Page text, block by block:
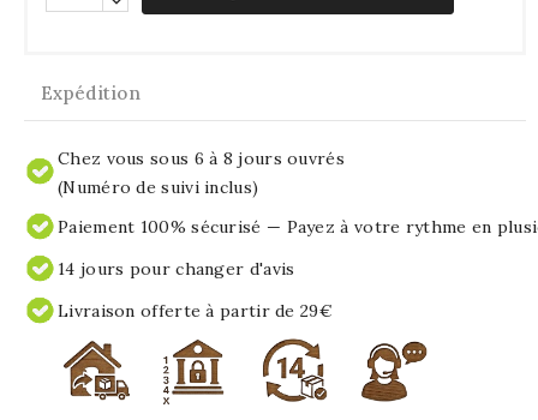
Expédition
Chez vous sous 6 à 8 jours ouvrés
(Numéro de suivi inclus)
Paiement 100% sécurisé — Payez à votre rythme en
14 jours pour changer d'avis
Livraison offerte à partir de 29€